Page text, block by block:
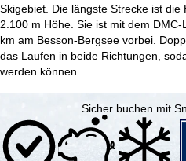
e
t
Skigebiet. Die längste Strecke ist
2.100 m Höhe. Sie ist mit dem
km am Besson-Bergsee vorbei.
das Laufen in beide Richtungen,
werden können.
Sicher buchen mit